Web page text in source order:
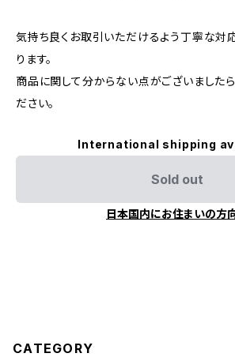
気持ち良くお取引いただけるよう丁寧な対
ります。
商品に関して分からない点がございましたら
ださい。
International shipping
Sold out
日本国内にお住まいの方
CATEGORY